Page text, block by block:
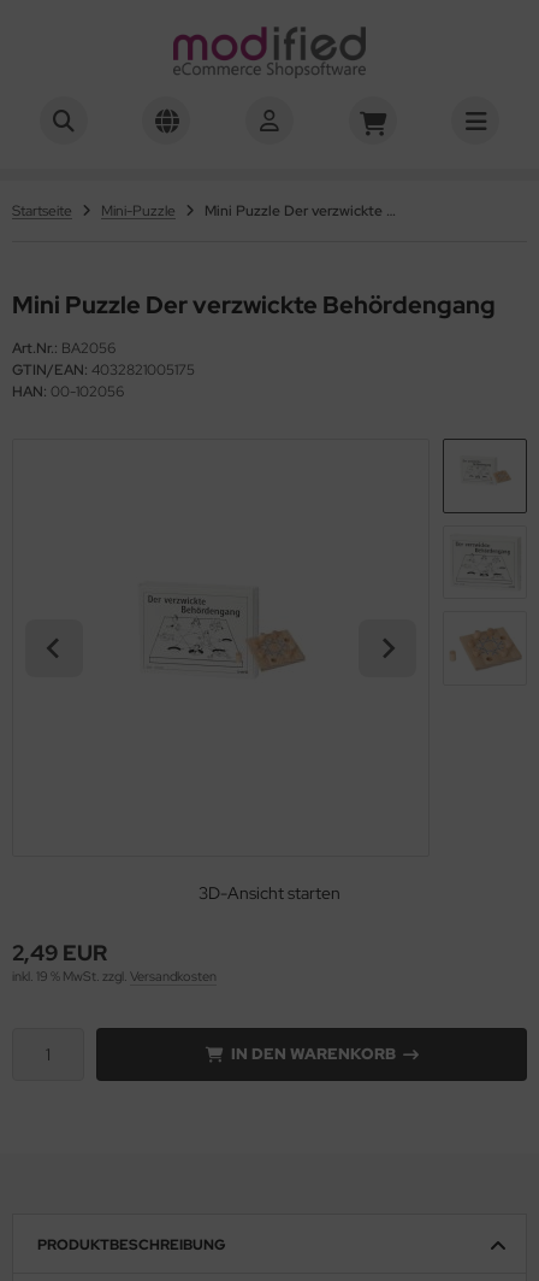
Startseite Mini-Puzzle Mini Puzzle Der verzwickte Behördengang
Mini Puzzle Der verzwickte Behördengang
Art.Nr.: BA2056
GTIN/EAN: 4032821005175
HAN: 00-102056
3D-Ansicht starten
2,49 EUR
inkl. 19 % MwSt. zzgl. Versandkosten
IN DEN WARENKORB
PRODUKTBESCHREIBUNG
06
07